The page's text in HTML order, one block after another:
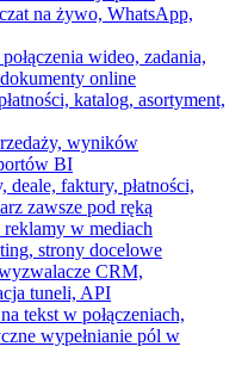
na żywo, WhatsApp,
wideo, zadania,
online
katalog, asortyment,
wyników
BI
deale, faktury, płatności,
zawsze pod ręką
w mediach
strony docelowe
CRM,
tuneli, API
tekst w połączeniach,
wypełnianie pól w